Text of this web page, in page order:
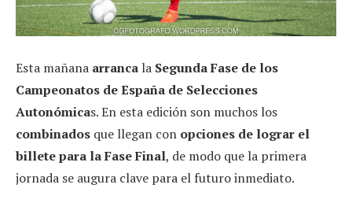
Esta mañana arranca la Segunda Fase de los
Campeonatos de España de Selecciones
Autonómicas. En esta edición son muchos los
combinados que llegan con opciones de lograr el
billete para la Fase Final, de modo que la primera
jornada se augura clave para el futuro inmediato.